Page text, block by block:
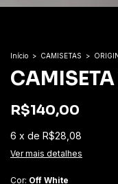
Início > CAMISETAS >
R$140,00
6 x de R$28,08
Ver mais detalhes
Cor: Off White